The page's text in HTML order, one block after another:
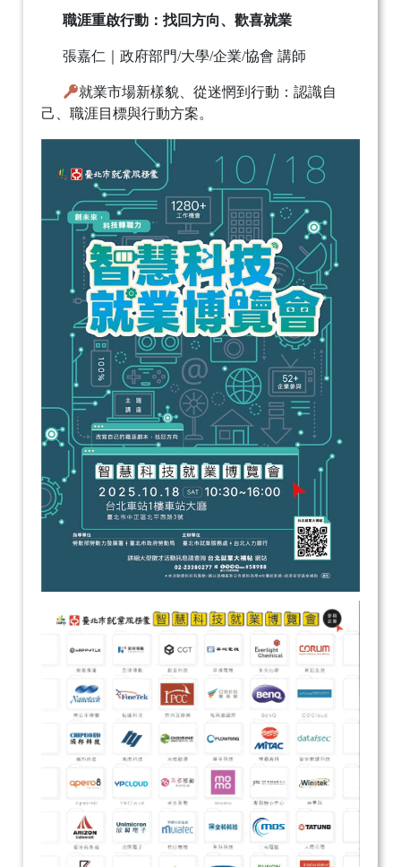
職涯重啟行動：找回方向、歡喜就業
張嘉仁｜政府部門/大學/企業/協會 講師
就業市場新樣貌、從迷惘到行動：認識自
己、職涯目標與行動方案。